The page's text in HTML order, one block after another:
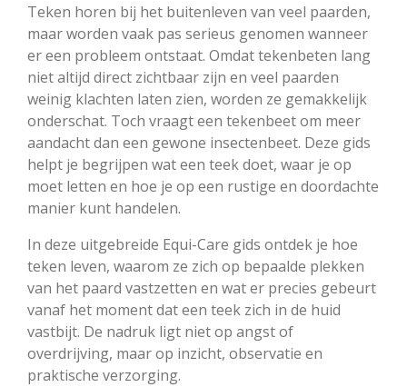
Teken horen bij het buitenleven van veel paarden,
maar worden vaak pas serieus genomen wanneer
er een probleem ontstaat. Omdat tekenbeten lang
niet altijd direct zichtbaar zijn en veel paarden
weinig klachten laten zien, worden ze gemakkelijk
onderschat. Toch vraagt een tekenbeet om meer
aandacht dan een gewone insectenbeet. Deze gids
helpt je begrijpen wat een teek doet, waar je op
moet letten en hoe je op een rustige en doordachte
manier kunt handelen.
In deze uitgebreide Equi-Care gids ontdek je hoe
teken leven, waarom ze zich op bepaalde plekken
van het paard vastzetten en wat er precies gebeurt
vanaf het moment dat een teek zich in de huid
vastbijt. De nadruk ligt niet op angst of
overdrijving, maar op inzicht, observatie en
praktische verzorging.